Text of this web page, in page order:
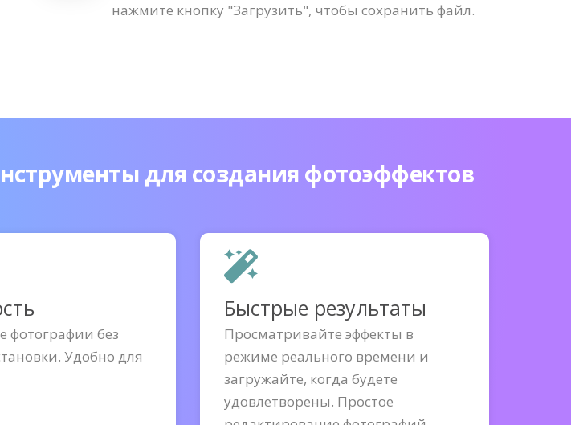
нажмите кнопку "Загрузить", чтобы сохранить файл.
для создания фотоэффектов
фотографии без
Удобно для
Быстрые результаты
Просматривайте эффекты в
режиме реального времени и
загружайте, когда будете
удовлетворены. Простое